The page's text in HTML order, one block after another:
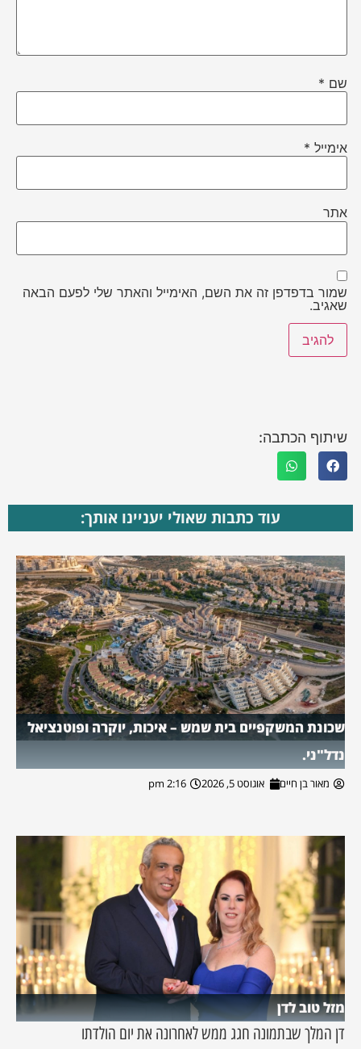
שם *
אימייל *
אתר
שמור בדפדפן זה את השם, האימייל והאתר שלי לפעם הבאה
שאגיב.
שיתוף הכתבה:
עוד כתבות שאולי יעניינו אותך:
שכונת המשקפיים בית שמש – איכות, יוקרה ופוטנציאל
נדל"ני.
מאור בן חיים אוגוסט 5, 2026 2:16 pm
מזל טוב לדן
דן המלך שבתמונה חגג ממש לאחרונה את יום הולדתו